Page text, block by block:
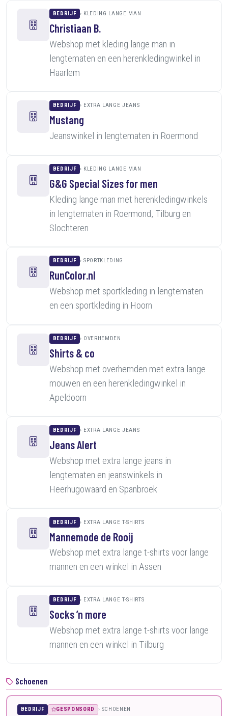
BEDRIJF KLEDING LANGE MAN
Christiaan B.
Webshop met kleding lange man in
lengtematen en een herenkledingwinkel in
Haarlem
BEDRIJF EXTRA LANGE JEANS
Mustang
Jeanswinkel in lengtematen in Roermond
BEDRIJF KLEDING LANGE MAN
G&G Special Sizes for men
Kleding lange man met herenkledingwinkels
in lengtematen in Roermond, Tilburg en
Slochteren
BEDRIJF SPORTKLEDING
RunColor.nl
Webshop met sportkleding in lengtematen
en een sportkleding in Hoorn
BEDRIJF OVERHEMDEN
Shirts & co
Webshop met overhemden met extra lange
mouwen en een herenkledingwinkel in
Apeldoorn
BEDRIJF EXTRA LANGE JEANS
Jeans Alert
Webshop met extra lange jeans in
lengtematen en jeanswinkels in
Heerhugowaard en Spanbroek
BEDRIJF EXTRA LANGE T-SHIRTS
Mannemode de Rooij
Webshop met extra lange t-shirts voor lange
mannen en een winkel in Assen
BEDRIJF EXTRA LANGE T-SHIRTS
Socks ’n more
Webshop met extra lange t-shirts voor lange
mannen en een winkel in Tilburg
Schoenen
BEDRIJF GESPONSORD SCHOENEN